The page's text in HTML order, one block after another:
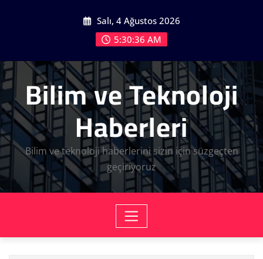
Salı, 4 Ağustos 2026
5:30:37 AM
Bilim ve Teknoloji
Haberleri
Bilim ve teknoloji haberlerini sizin için süzgeçten
geçiriyoruz